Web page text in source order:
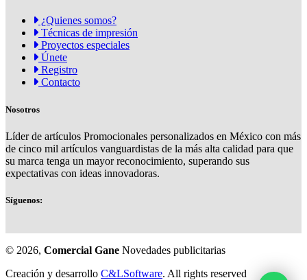
¿Quienes somos?
Técnicas de impresión
Proyectos especiales
Únete
Registro
Contacto
Nosotros
Líder de artículos Promocionales personalizados en México con más
de cinco mil artículos vanguardistas de la más alta calidad para que
su marca tenga un mayor reconocimiento, superando sus
expectativas con ideas innovadoras.
Síguenos:
© 2026, Comercial Gane Novedades publicitarias
Creación y desarrollo C&LSoftware. All rights reserved